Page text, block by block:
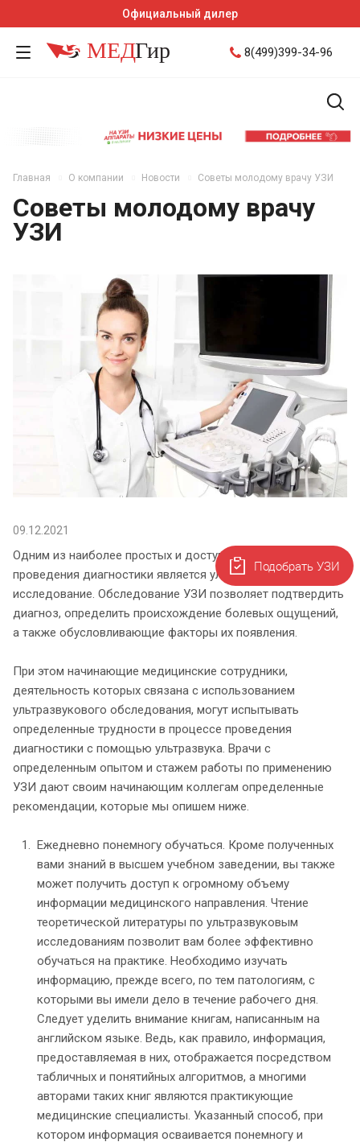
Официальный дилер
8(499)399-34-96
Главная О компании Новости Советы молодому врачу УЗИ
Советы молодому врачу
УЗИ
09.12.2021
Одним из наиболее простых и доступных методик
проведения диагностики является ультразвуковое
исследование. Обследование УЗИ позволяет подтвердить
диагноз, определить происхождение болевых ощущений,
а также обусловливающие факторы их появления.
При этом начинающие медицинские сотрудники,
деятельность которых связана с использованием
ультразвукового обследования, могут испытывать
определенные трудности в процессе проведения
диагностики с помощью ультразвука. Врачи с
определенным опытом и стажем работы по применению
УЗИ дают своим начинающим коллегам определенные
рекомендации, которые мы опишем ниже.
Ежедневно понемногу обучаться. Кроме полученных
вами знаний в высшем учебном заведении, вы также
может получить доступ к огромному объему
информации медицинского направления. Чтение
теоретической литературы по ультразвуковым
исследованиям позволит вам более эффективно
обучаться на практике. Необходимо изучать
информацию, прежде всего, по тем патологиям, с
которыми вы имели дело в течение рабочего дня.
Следует уделить внимание книгам, написанным на
английском языке. Ведь, как правило, информация,
предоставляемая в них, отображается посредством
табличных и понятийных алгоритмов, а многими
авторами таких книг являются практикующие
медицинские специалисты. Указанный способ, при
котором информация осваивается понемногу и
Подобрать УЗИ